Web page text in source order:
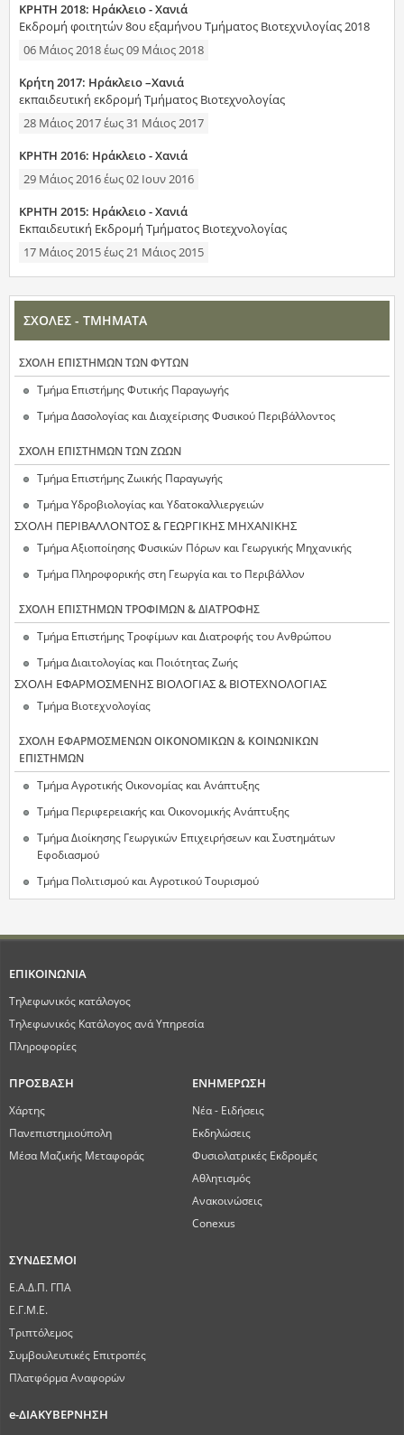
ΚΡΗΤΗ 2018: Hράκλειο - Χανιά
Εκδρομή φοιτητών 8ου εξαμήνου Τμήματος Βιοτεχνιλογίας 2018
06 Μάιος 2018έως09 Μάιος 2018
Κρήτη 2017: Ηράκλειο –Χανιά
εκπαιδευτική εκδρομή Τμήματος Βιοτεχνολογίας
28 Μάιος 2017έως31 Μάιος 2017
ΚΡΗΤΗ 2016: Ηράκλειο - Χανιά
29 Μάιος 2016έως02 Ιουν 2016
ΚΡΗΤΗ 2015: Ηράκλειο - Χανιά
Εκπαιδευτική Εκδρομή Τμήματος Βιοτεχνολογίας
17 Μάιος 2015έως21 Μάιος 2015
ΣΧΟΛΕΣ - ΤΜΗΜΑΤΑ
ΣΧΟΛΗ ΕΠΙΣΤΗΜΩΝ ΤΩΝ ΦΥΤΩΝ
Τμήμα Επιστήμης Φυτικής Παραγωγής
Τμήμα Δασολογίας και Διαχείρισης Φυσικού Περιβάλλοντος
ΣΧΟΛΗ ΕΠΙΣΤΗΜΩΝ ΤΩΝ ΖΩΩΝ
Τμήμα Επιστήμης Ζωικής Παραγωγής
Τμήμα Υδροβιολογίας και Υδατοκαλλιεργειών
ΣΧΟΛΗ ΠΕΡΙΒΑΛΛΟΝΤΟΣ & ΓΕΩΡΓΙΚΗΣ ΜΗΧΑΝΙΚΗΣ
Τμήμα Αξιοποίησης Φυσικών Πόρων και Γεωργικής Μηχανικής
Τμήμα Πληροφορικής στη Γεωργία και το Περιβάλλον
ΣΧΟΛΗ ΕΠΙΣΤΗΜΩΝ ΤΡΟΦΙΜΩΝ & ΔΙΑΤΡΟΦΗΣ
Τμήμα Επιστήμης Τροφίμων και Διατροφής του Ανθρώπου
Τμήμα Διαιτολογίας και Ποιότητας Ζωής
ΣΧΟΛΗ ΕΦΑΡΜΟΣΜΕΝΗΣ ΒΙΟΛΟΓΙΑΣ & ΒΙΟΤΕΧΝΟΛΟΓΙΑΣ
Τμήμα Βιοτεχνολογίας
ΣΧΟΛΗ ΕΦΑΡΜΟΣΜΕΝΩΝ ΟΙΚΟΝΟΜΙΚΩΝ & ΚΟΙΝΩΝΙΚΩΝ
ΕΠΙΣΤΗΜΩΝ
Τμήμα Αγροτικής Οικονομίας και Ανάπτυξης
Τμήμα Περιφερειακής και Οικονομικής Ανάπτυξης
Τμήμα Διοίκησης Γεωργικών Επιχειρήσεων και Συστημάτων
Εφοδιασμού
Τμήμα Πολιτισμού και Αγροτικού Τουρισμού
ΕΠΙΚΟΙΝΩΝΙΑ
Τηλεφωνικός κατάλογος
Τηλεφωνικός Κατάλογος ανά Υπηρεσία
Πληροφορίες
ΠΡΟΣΒΑΣΗ
Χάρτης
Πανεπιστημιούπολη
Μέσα Μαζικής Μεταφοράς
ΕΝΗΜΕΡΩΣΗ
Νέα - Ειδήσεις
Εκδηλώσεις
Φυσιολατρικές Εκδρομές
Αθλητισμός
Ανακοινώσεις
Conexus
ΣΥΝΔΕΣΜΟΙ
Ε.Α.Δ.Π. ΓΠΑ
Ε.Γ.Μ.Ε.
Τριπτόλεμος
Συμβουλευτικές Επιτροπές
Πλατφόρμα Αναφορών
e-ΔΙΑΚΥΒΕΡΝΗΣΗ